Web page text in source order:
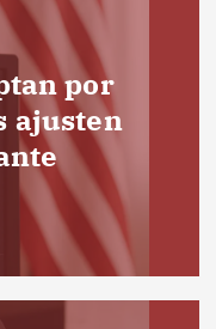
por
ajusten